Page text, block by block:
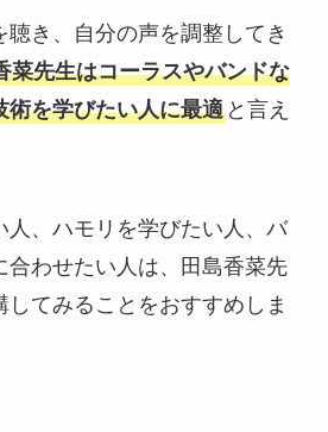
聴き、自分の声を調整してき
菜先生はコーラスやバンドな
術を学びたい人に最適と言え
人、ハモリを学びたい人、バ
合わせたい人は、田島香菜先
てみることをおすすめしま